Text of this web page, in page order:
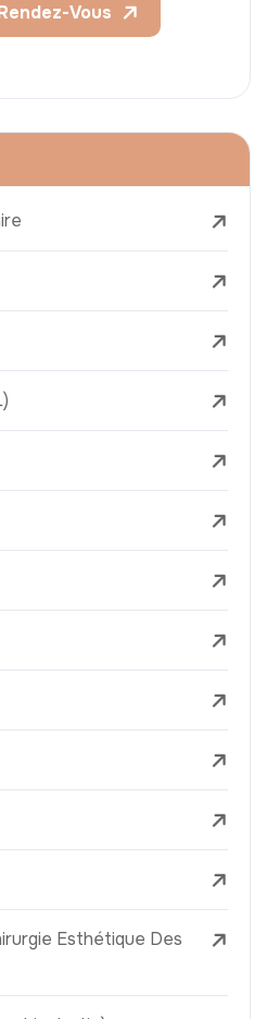
Vous
Esthétique Des